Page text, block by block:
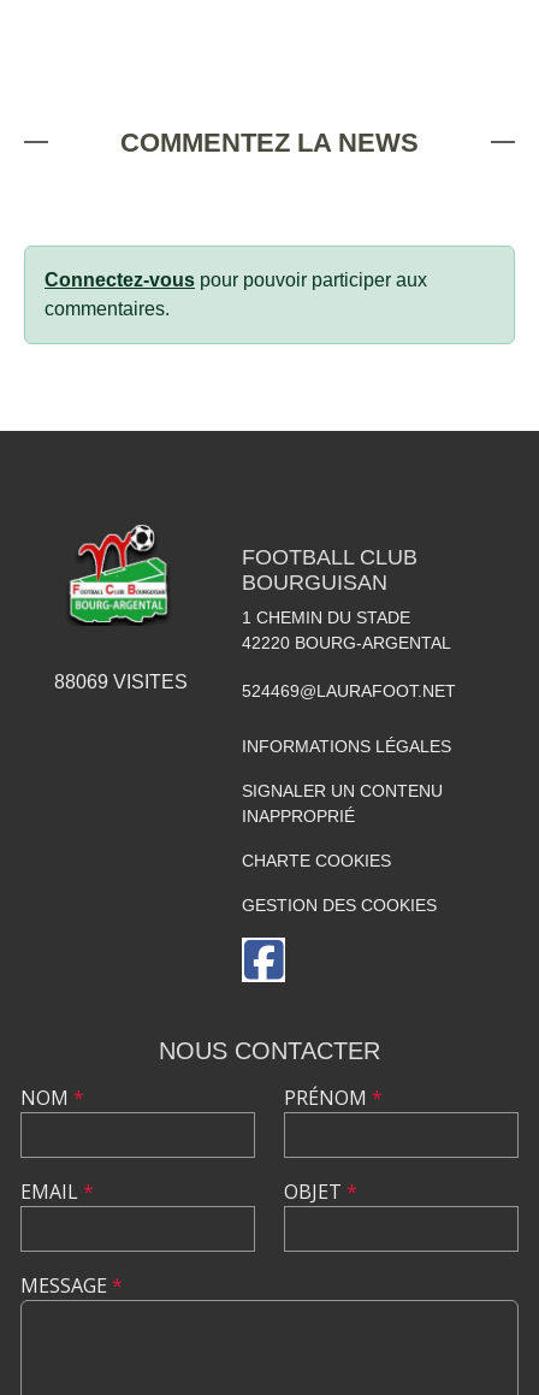
COMMENTEZ LA NEWS
Connectez-vous pour pouvoir participer aux
commentaires.
88069 VISITES
FOOTBALL CLUB
BOURGUISAN
1 CHEMIN DU STADE
42220 BOURG-ARGENTAL
524469@LAURAFOOT.NET
INFORMATIONS LÉGALES
SIGNALER UN CONTENU
INAPPROPRIÉ
CHARTE COOKIES
GESTION DES COOKIES
NOUS CONTACTER
NOM *
EMAIL*
PRÉNOM *
OBJET *
MESSAGE *